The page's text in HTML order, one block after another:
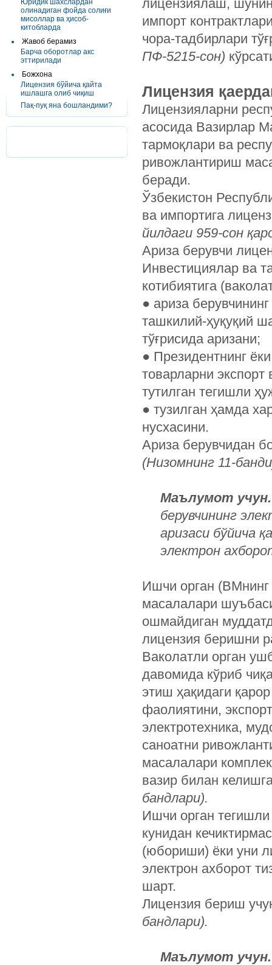
Юридик шахслардан
олинадиган фойда солиғи
мисоллар ва ҳисоб-
китобларда
Жавоб берамиз
Барча оборотлар акс
эттирилади
Божхона
Лицензия бўйича қайта
ишлашга олиб чиқиш
Пақ-пуқ яна бошландими?
лицензиялаш,
импорт
чора-тадбирлари
ПФ-5215-сон)
Лицензия
Лицензияларни
асосида Вазирлар
тармоқлари ва
ривожлантириш
беради.
Ўзбекистон
ва импортига
йилдаги 959-сон
Ариза берувчи
Инвестициялар ва
котибиятига
● ариза
ташкилий-ҳуқуқий
тўғрисида аризани;
● Президентнинг
товарларни
тутилган тегишли
● тузилган ҳамда
нусхасини.
Ариза берувчидан
(Низомнинг 11-
Маълумот учун.
берувчининг
аризаси бўйича
электрон
Ишчи орган
масалалари
ошмайдиган
лицензия беришни
Ваколатли орган
давомида кўриб
этиш ҳақидаги
фаолиятини,
электротехника,
саноатни
масалалари
вазир билан
бандлари).
Ишчи орган
кунидан
(юбориши) ёки уни
электрон ахборот
шарт.
Лицензия бериш
бандлари).
Маълумот